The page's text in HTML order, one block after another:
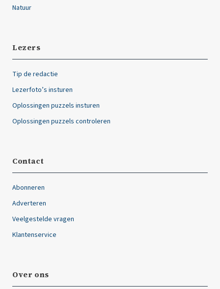
Natuur
Lezers
Tip de redactie
Lezerfoto’s insturen
Oplossingen puzzels insturen
Oplossingen puzzels controleren
Contact
Abonneren
Adverteren
Veelgestelde vragen
Klantenservice
Over ons